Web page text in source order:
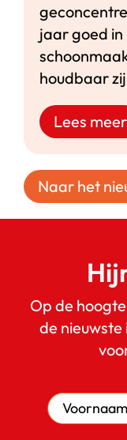
jaar goed in
houdbaar
Lees meer
Naar het
Op de
de nieuwste